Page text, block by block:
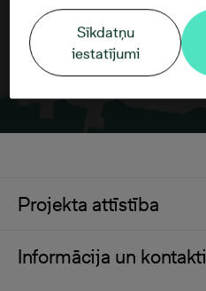
Projekta attīstība
Informācija un kontakti
Sīkdatņu
iestatījumi